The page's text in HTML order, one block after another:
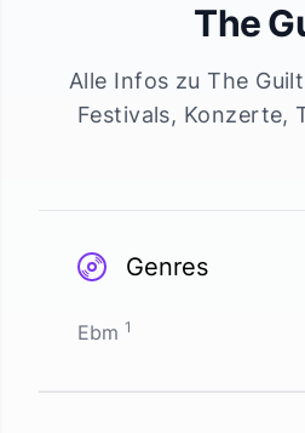
The
Alle Infos zu The Guilt
Festivals, Konzerte,
Genres
Ebm 1